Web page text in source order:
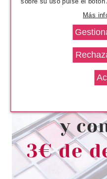
RALPH
Pvr 67.00€
Más